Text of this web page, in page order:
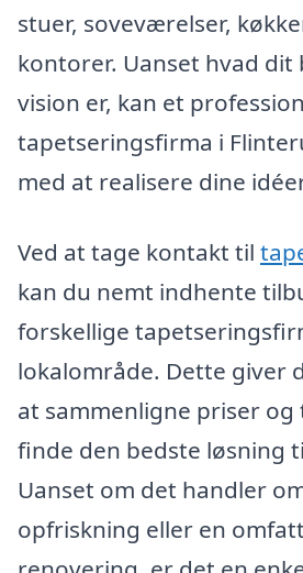
stuer, soveværelser,
kontorer. Uanset hvad dit
vision er, kan et
tapetseringsfirma i
med at realisere dine
Ved at tage kontakt til
kan du nemt indhente
forskellige
lokalområde. Dette giver
at sammenligne priser
finde den bedste løsning
Uanset om det handler
opfriskning eller en